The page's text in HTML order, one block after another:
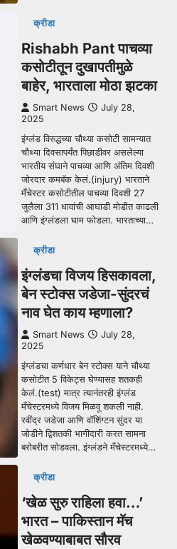
क्रीडा
Rishabh Pant पाचव्या
कसोटीतून दुखापतीमुळे
बाहेर, भारताला मोठा झटका
Smart News
July 28,
2025
इंग्लंड विरुद्धच्या चौथ्या कसोटी सामन्यात
चौथ्या दिवसापर्यंत पिछाडीवर असलेल्या
भारतीय संघाने पाचव्या आणि अंतिम दिवशी
जोरदार कमबॅक केलं.(injury) भारताने
मँचेस्टर कसोटीतील पाचव्या दिवशी 27
जुलैला 311 धावांची आघाडी मोडीत काढली
आणि इंग्लंडला घाम फोडला. भारताच्या…
क्रीडा
इंग्लंडचा विजय हिसकावला,
बेन स्टोक्स जडेजा-सुंदरचं
नाव घेत काय म्हणाला?
Smart News
July 28,
2025
इंग्लंडचा कर्णधार बेन स्टोक्स याने चौथ्या
कसोटीत 5 विकेट्स घेण्यासह शतकही
केलं.(test) मात्र त्यानंतरही इंग्लंड
मँचेस्टरमध्ये विजय मिळवू शकली नाही.
रवींद्र जडेजा आणि वॉशिंग्टन सुंदर या
जोडीने द्विशतकी भागीदारी करत सामना
बरोबरीत सोडवला. इंग्लंडने मँचेस्टरमध्ये…
क्रीडा
‘खेळ सुरु राहिला हवा…’
भारत – पाकिस्तान मॅच
खेळवण्याबाबत सौरव